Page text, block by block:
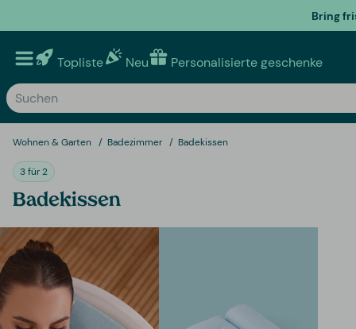
Bring
Topliste Neu Personalisierte geschenke
Wohnen & Garten Badezimmer Badekissen
3 für 2
Badekissen